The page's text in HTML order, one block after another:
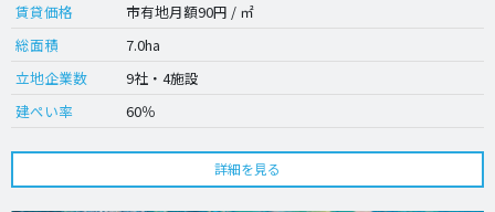
賃貸価格
市有地月額90円 / ㎡
総面積
7.0ha
立地企業数
9社・4施設
建ぺい率
60％
詳細を見る